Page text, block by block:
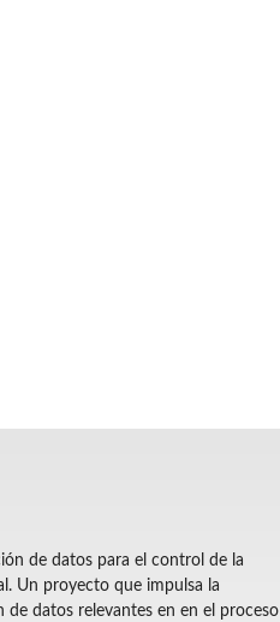
de datos para el control de la
Un proyecto que impulsa la
datos relevantes en en el proceso